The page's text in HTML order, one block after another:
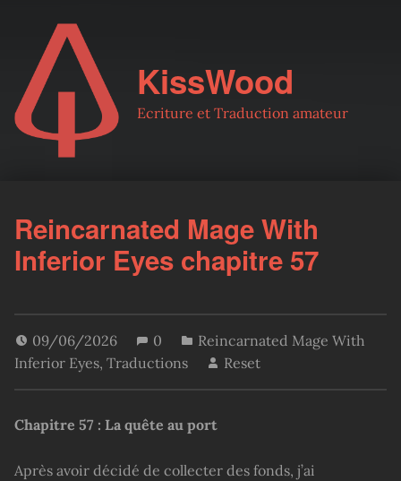
KissWood
Ecriture et Traduction amateur
Reincarnated Mage With
Inferior Eyes chapitre 57
09/06/2026 0
Reincarnated Mage With
Inferior Eyes, Traductions Reset
Chapitre 57 : La quête au port
Après avoir décidé de collecter des fonds, j’ai